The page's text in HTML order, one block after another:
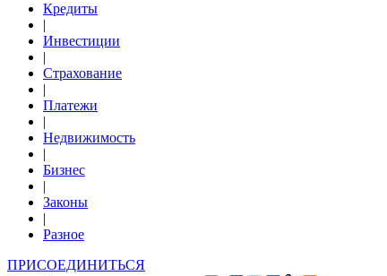
Кредиты
|
Инвестиции
|
Страхование
|
Платежи
|
Недвижимость
|
Бизнес
|
Законы
|
Разное
ПРИСОЕДИНИТЬСЯ